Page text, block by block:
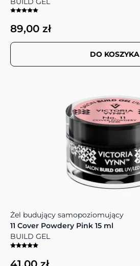
89,00 zł
DO KOSZYKA
Żel budujący samopoziomujący
11 Cover Powdery Pink 15 ml
BUILD GEL